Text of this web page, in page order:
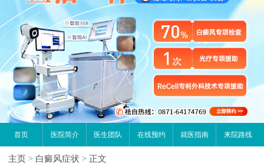
首页 医院简介 医生团队 在线预约 就医指南 来院路线
主页 > 白癜风症状 > 正文